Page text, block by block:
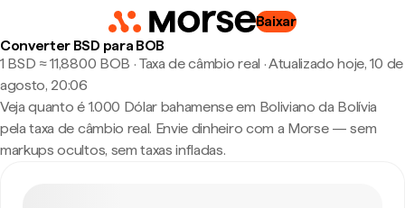
Baixar
Converter BSD para BOB
1 BSD ≈ 11,8800 BOB · Taxa de câmbio real ·Atualizado hoje, 10 de
agosto, 20:06
Veja quanto é 1.000 Dólar bahamense em Boliviano da Bolívia
pela taxa de câmbio real. Envie dinheiro com a Morse — sem
markups ocultos, sem taxas infladas.